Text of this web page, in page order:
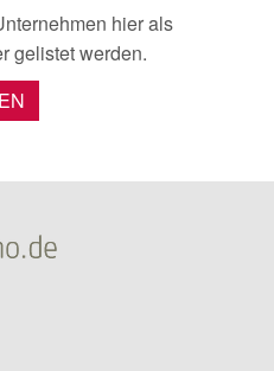
hier als
gelistet werden.